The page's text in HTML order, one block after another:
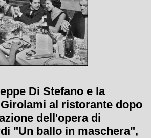
Di Stefano e la
al ristorante dopo
dell'opera di
"Un ballo in maschera",